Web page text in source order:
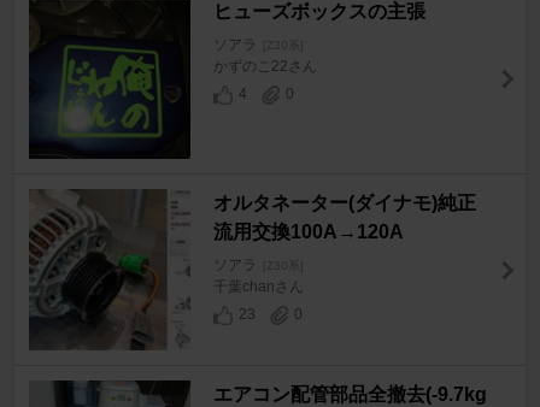
ヒューズボックスの主張
ソアラ [Z30系]
かずのこ22さん
4
0
オルタネーター(ダイナモ)純正
流用交換100A→120A
ソアラ [Z30系]
千葉chanさん
23
0
エアコン配管部品全撤去(-9.7kg